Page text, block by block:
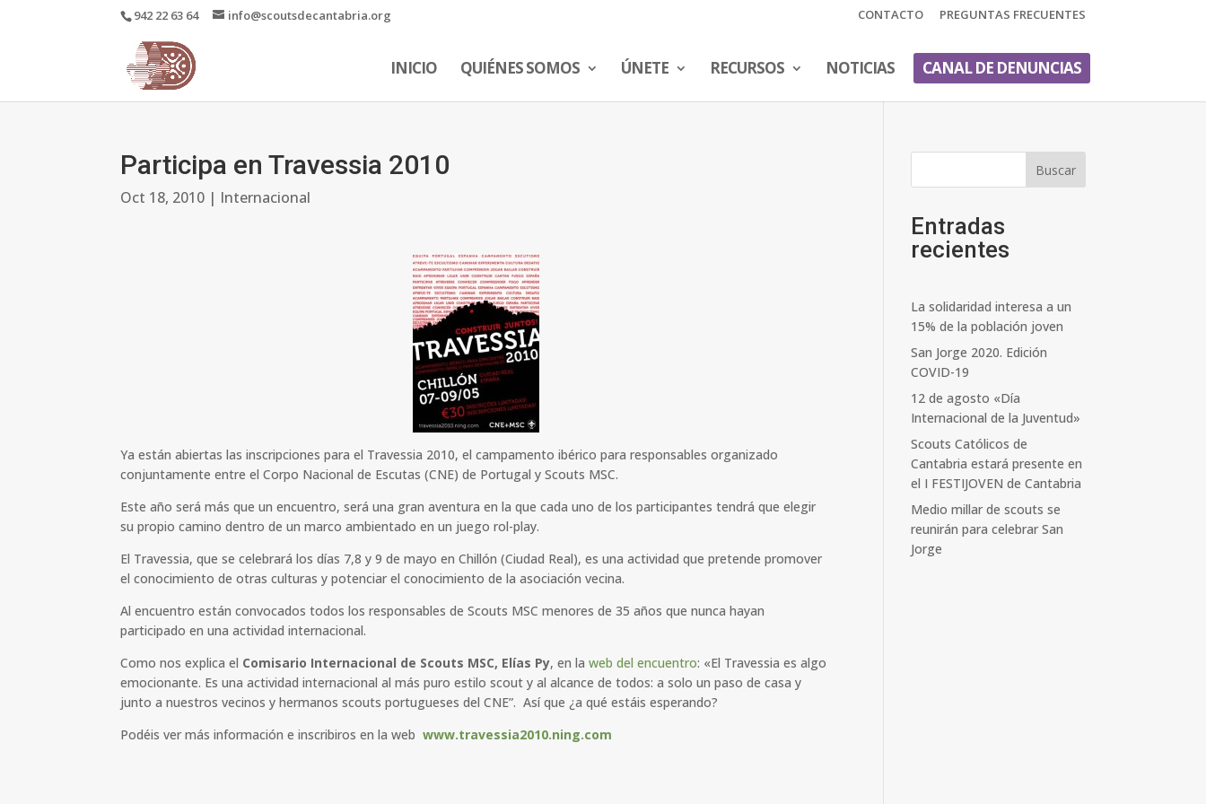
942 22 63 64 info@scoutsdecantabria.org CONTACTO PREGUNTAS FRECUENTES
INICIO QUIÉNES SOMOS ÚNETE RECURSOS NOTICIAS CANAL DE DENUNCIAS
Participa en Travessia 2010
Oct 18, 2010 | Internacional
Ya están abiertas las inscripciones para el Travessia 2010, el campamento ibérico para responsables organizado
conjuntamente entre el Corpo Nacional de Escutas (CNE) de Portugal y Scouts MSC.
Este año será más que un encuentro, será una gran aventura en la que cada uno de los participantes tendrá que elegir
su propio camino dentro de un marco ambientado en un juego rol-play.
El Travessia, que se celebrará los días 7,8 y 9 de mayo en Chillón (Ciudad Real), es una actividad que pretende promover
el conocimiento de otras culturas y potenciar el conocimiento de la asociación vecina.
Al encuentro están convocados todos los responsables de Scouts MSC menores de 35 años que nunca hayan
participado en una actividad internacional.
Como nos explica el Comisario Internacional de Scouts MSC, Elías Py, en laweb del encuentro: «El Travessia es algo
emocionante. Es una actividad internacional al más puro estilo scout y al alcance de todos: a solo un paso de casa y
junto a nuestros vecinos y hermanos scouts portugueses del CNE”. Así que ¿a qué estáis esperando?
Podéis ver más información e inscribiros en la webwww.travessia2010.ning.com
Buscar
Entradas
recientes
La solidaridad interesa a un
15% de la población joven
San Jorge 2020. Edición
COVID-19
12 de agosto «Día
Internacional de la Juventud»
Scouts Católicos de
Cantabria estará presente en
el I FESTIJOVEN de Cantabria
Medio millar de scouts se
reunirán para celebrar San
Jorge